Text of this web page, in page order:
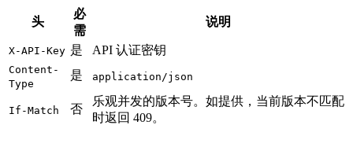
头
必
需
说明
X-API-Key 是 API 认证密钥
Content-
Type
是 application/json
If-Match 否
乐观并发的版本号。如提供，当前版本不匹配
时返回 409。